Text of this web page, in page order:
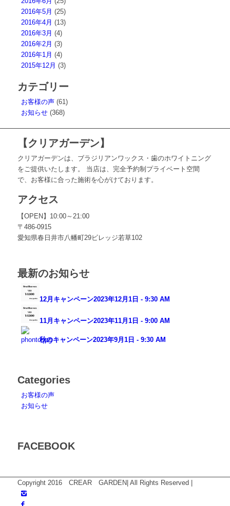
2016年5月 (25)
2016年4月 (13)
2016年3月 (4)
2016年2月 (3)
2016年1月 (4)
2015年12月 (3)
カテゴリー
お客様の声(61)
お知らせ(368)
【クリアガーデン】
クリアガーデンは、ブラジリアンワックス・歯のホワイトニング
をご提供いたします。 当店は、完全予約制プライベート空間
で、お客様に合った施術を心がけております。
アクセス
【OPEN】10:00～21:00
〒486-0915
愛知県春日井市八幡町29ビレッジ若草102
最新のお知らせ
12月キャンペーン2023年12月1日 - 9:30 AM
11月キャンペーン2023年11月1日 - 9:00 AM
秋のキャンペーン2023年9月1日 - 9:30 AM
Categories
お客様の声
お知らせ
FACEBOOK
Copyright 2016 CREAR GARDEN| All Rights Reserved |